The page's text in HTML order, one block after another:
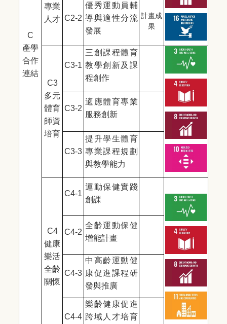
C
產學
合作
連結
專業
人才 C2-2
優秀運動員輔
導與適性分流
發展
計畫成
果
C3
多元
體育
師資
培育
C3-1
三創課程體育
教學創新及課
程創作
C3-2
適應體育專業
服務創新
C3-3
提升學生體育
專業課程規劃
與教學能力
C4
健康
樂活
全齡
關懷
C4-1
運動保健實踐
創課
C4-2
全齡運動保健
增能計畫
C4-3
中高齡運動健
康促進課程研
發與推廣
C4-4
樂齡健康促進
跨域人才培育